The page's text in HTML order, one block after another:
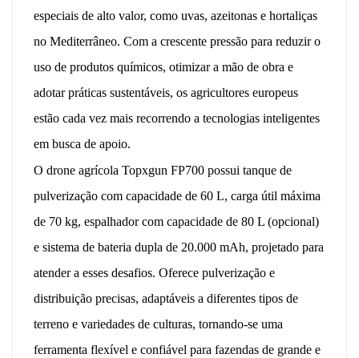
especiais de alto valor, como uvas, azeitonas e hortaliças
no Mediterrâneo. Com a crescente pressão para reduzir o
uso de produtos químicos, otimizar a mão de obra e
adotar práticas sustentáveis, os agricultores europeus
estão cada vez mais recorrendo a tecnologias inteligentes
em busca de apoio.
O drone agrícola Topxgun FP700 possui tanque de
pulverização com capacidade de 60 L, carga útil máxima
de 70 kg, espalhador com capacidade de 80 L (opcional)
e sistema de bateria dupla de 20.000 mAh, projetado para
atender a esses desafios. Oferece pulverização e
distribuição precisas, adaptáveis ​​a diferentes tipos de
terreno e variedades de culturas, tornando-se uma
ferramenta flexível e confiável para fazendas de grande e